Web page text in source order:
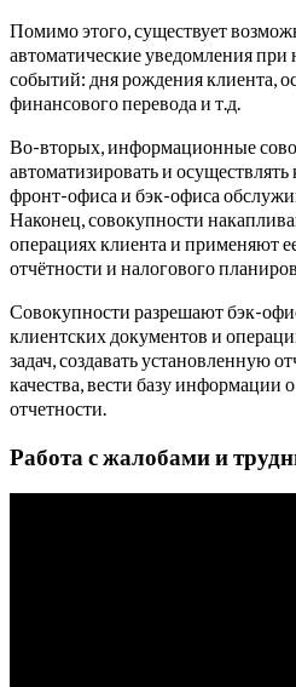
Помимо этого, существует
автоматические уведомления
событий: дня рождения клиента,
финансового перевода и т.д.
Во-вторых, информационные
автоматизировать и
фронт-офиса и бэк-офиса
Наконец, совокупности
операциях клиента и применяют
отчётности и налогового
Совокупности разрешают бэк-
клиентских документов и
задач, создавать установленную
качества, вести базу информации
отчетности.
Работа с жалобами и